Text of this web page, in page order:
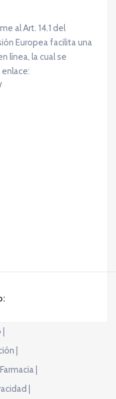
al Art. 14.1 del
Europea facilita una
línea, la cual se
|
|
|